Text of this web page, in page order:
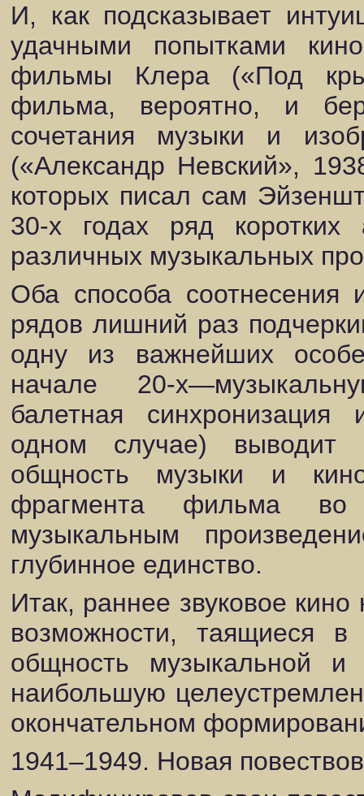
И, как подсказывает
удачными попытками
фильмы Клера («Под
фильма, вероятно, и
сочетания музыки и
(«Александр Невский»,
которых писал сам
30-х годах ряд коротких
различных музыкальных
Оба способа соотнесения
рядов лишний раз
одну из важнейших
начале 20-
балетная
одном случае) выводит
общность музыки и
фрагмента фильма во
музыкальным
глубинное единство.
Итак, раннее звуковое
возможности, таящиеся в
общность музыкальной и
наибольшую
окончательном
1941–1949. Новая